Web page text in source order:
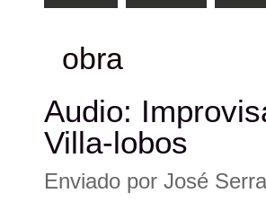
obra
Audio:
Villa-lobos
Enviado por José